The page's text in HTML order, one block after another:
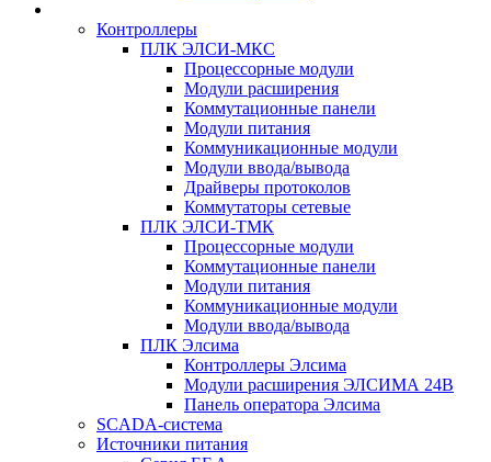
Контроллеры
ПЛК ЭЛСИ-МКС
Процессорные модули
Модули расширения
Коммутационные панели
Модули питания
Коммуникационные модули
Модули ввода/вывода
Драйверы протоколов
Коммутаторы сетевые
ПЛК ЭЛСИ-ТМК
Процессорные модули
Коммутационные панели
Модули питания
Коммуникационные модули
Модули ввода/вывода
ПЛК Элсима
Контроллеры Элсима
Модули расширения ЭЛСИМА 24В
Панель оператора Элсима
SCADA-система
Источники питания